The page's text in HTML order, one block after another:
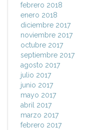
febrero 2018
enero 2018
diciembre 2017
noviembre 2017
octubre 2017
septiembre 2017
agosto 2017
julio 2017
junio 2017
mayo 2017
abril 2017
marzo 2017
febrero 2017